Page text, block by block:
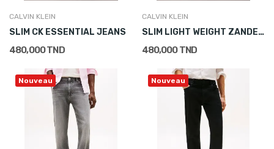
CALVIN KLEIN
SLIM CK ESSENTIAL JEANS
480,000 TND
CALVIN KLEIN
SLIM LIGHT WEIGHT ZANDER LIGHT WASH JEANS
480,000 TND
Nouveau Nouveau